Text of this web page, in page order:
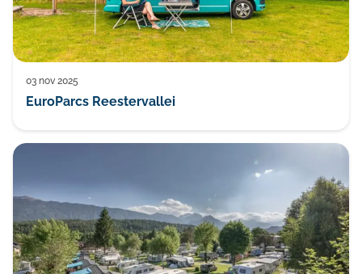
03 nov 2025
EuroParcs Reestervallei